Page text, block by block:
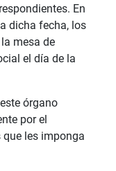
En
dicha fecha, los
mesa de
el día de la
órgano
por el
les imponga